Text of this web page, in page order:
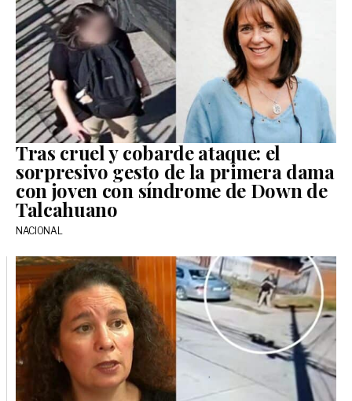
Tras cruel y cobarde ataque: el
sorpresivo gesto de la primera dama
con joven con síndrome de Down de
Talcahuano
NACIONAL